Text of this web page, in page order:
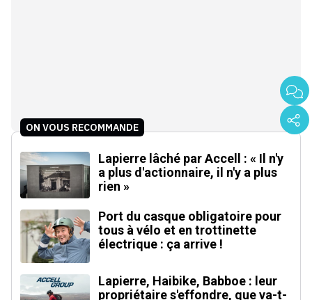
ON VOUS RECOMMANDE
Lapierre lâché par Accell : « Il n'y
a plus d'actionnaire, il n'y a plus
rien »
Port du casque obligatoire pour
tous à vélo et en trottinette
électrique : ça arrive !
Lapierre, Haibike, Babboe : leur
propriétaire s'effondre, que va-t-